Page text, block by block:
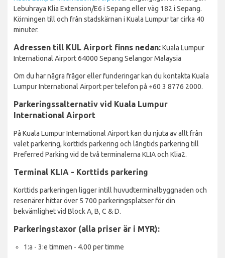
Lebuhraya Klia Extension/E6 i Sepang eller väg 182 i Sepang.
Körningen till och från stadskärnan i Kuala Lumpur tar cirka 40
minuter.
Adressen till KUL Airport finns nedan:Kuala Lumpur
International Airport 64000 Sepang Selangor Malaysia
Om du har några frågor eller funderingar kan du kontakta Kuala
Lumpur International Airport per telefon på +60 3 8776 2000.
Parkeringssalternativ vid Kuala Lumpur
International Airport
På Kuala Lumpur International Airport kan du njuta av allt från
valet parkering, korttids parkering och långtids parkering till
Preferred Parking vid de två terminalerna KLIA och Klia2.
Terminal KLIA - Korttids parkering
Korttids parkeringen ligger intill huvudterminalbyggnaden och
resenärer hittar över 5 700 parkeringsplatser för din
bekvämlighet vid Block A, B, C & D.
Parkeringstaxor (alla priser är i MYR):
1:a - 3:e timmen - 4.00 per timme